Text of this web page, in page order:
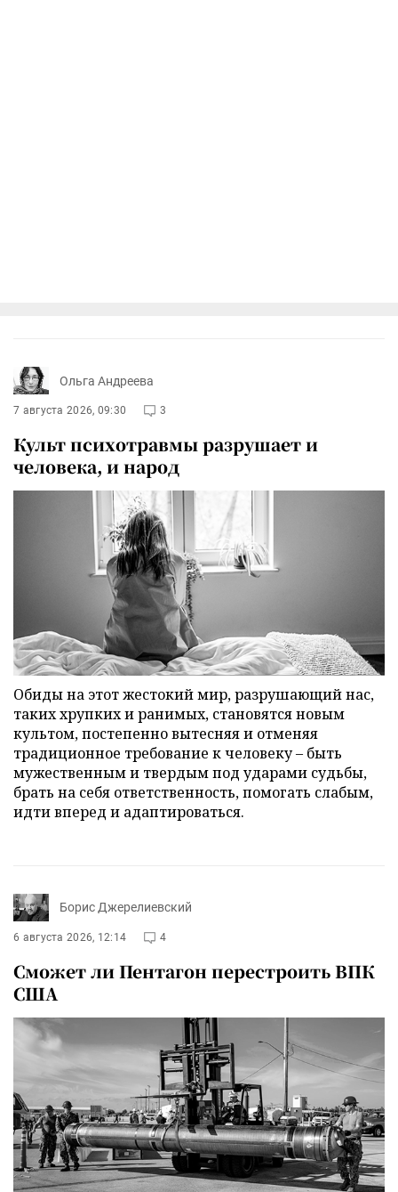
Ольга Андреева
7 августа 2026, 09:30 3
Культ психотравмы разрушает и
человека, и народ
Обиды на этот жестокий мир, разрушающий нас,
таких хрупких и ранимых, становятся новым
культом, постепенно вытесняя и отменяя
традиционное требование к человеку – быть
мужественным и твердым под ударами судьбы,
брать на себя ответственность, помогать слабым,
идти вперед и адаптироваться.
Борис Джерелиевский
6 августа 2026, 12:14 4
Сможет ли Пентагон перестроить ВПК
США